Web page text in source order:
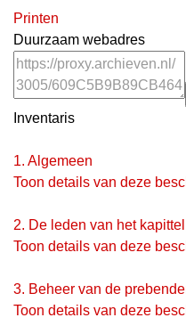
Printen
Duurzaam webadres
Inventaris
1. Algemeen
Toon details van deze
2. De leden van het
Toon details van deze
3. Beheer van de
Toon details van deze